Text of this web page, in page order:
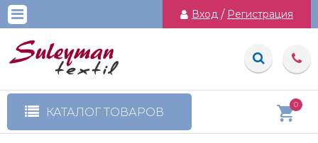
Вход / Регистрация
КАТАЛОГ ТОВАРОВ
0